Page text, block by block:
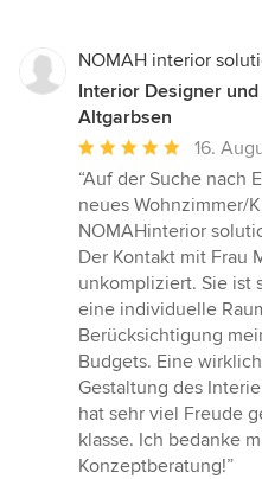
NOMAH interior
Interior Designer
Altgarbsen
Durchschnittliche
Bewertung:
5
von
5
Sternen
16.
“Auf der Suche nach
neues Wohnzimmer/
NOMAHinterior
Der Kontakt mit Frau
unkompliziert. Sie ist
eine individuelle
Berücksichtigung
Budgets. Eine
Gestaltung des
hat sehr viel Freude
klasse. Ich bedanke
Konzeptberatung!”